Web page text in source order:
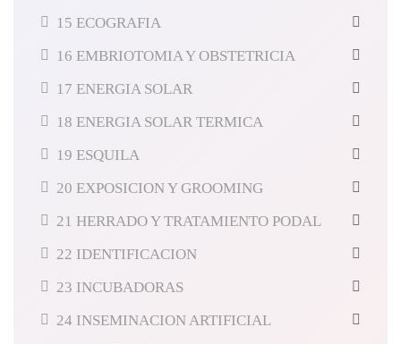
15 ECOGRAFIA
16 EMBRIOTOMIA Y OBSTETRICIA
17 ENERGIA SOLAR
18 ENERGIA SOLAR TERMICA
19 ESQUILA
20 EXPOSICION Y GROOMING
21 HERRADO Y TRATAMIENTO PODAL
22 IDENTIFICACION
23 INCUBADORAS
24 INSEMINACION ARTIFICIAL